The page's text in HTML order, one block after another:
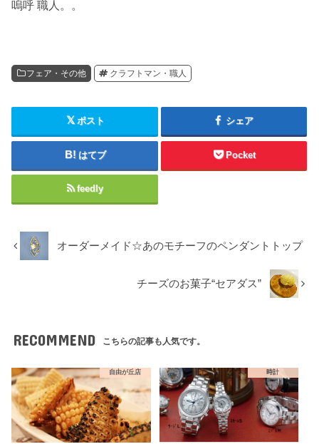
嗚呼 職人。。
フェア・その他 クラフトマン・職人
ポスト シェア
はてブ Pocket
feedly
オーダーメイド☆あのモチーフのペンダントトップ
チーズのお菓子“セアダス”
RECOMMEND こちらの記事も人気です。
自由が丘店 時計